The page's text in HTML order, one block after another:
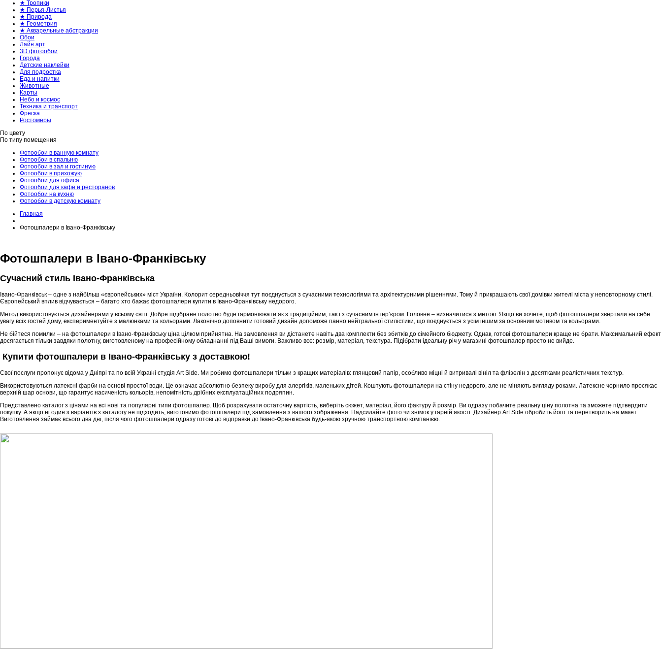
★ Тропики
★ Перья-Листья
★ Природа
★ Геометрия
★ Акварельные абстракции
Обои
Лайн арт
3D фотообои
Города
Детские наклейки
Для подростка
Еда и напитки
Животные
Карты
Небо и космос
Техника и транспорт
Фреска
Ростомеры
По цвету
По типу помещения
Фотообои в ванную комнату
Фотообои в спальню
Фотообои в зал и гостиную
Фотообои в прихожую
Фотообои для офиса
Фотообои для кафе и ресторанов
Фотообои на кухню
Фотообои в детскую комнату
Главная
Фотошпалери в Івано-Франківську
Фотошпалери в Івано-Франківську
Сучасний стиль Івано-Франківська
Івано-Франківськ – одне з найбільш «європейських» міст України. Колорит середньовіччя тут поєднується з сучасними технологіями та архітектурними рішеннями. Тому й прикрашають свої домівки жителі міста у неповторному стилі.
Європейський вплив відчувається – багато хто бажає фотошпалери купити в Івано-Франківську недорого.
Метод використовується дизайнерами у всьому світі. Добре підібране полотно буде гармоніювати як з традиційним, так і з сучасним інтер’єром. Головне – визначитися з метою. Якщо ви хочете, щоб фотошпалери звертали на себе
увагу всіх гостей дому, експериментуйте з малюнками та кольорами. Лаконічно доповнити готовий дизайн допоможе панно нейтральної стилістики, що поєднується з усім іншим за основним мотивом та кольорами.
Не бійтеся помилки – на фотошпалери в Івано-Франківську ціна цілком прийнятна. На замовлення ви дістанете навіть два комплекти без збитків до сімейного бюджету. Однак, готові фотошпалери краще не брати. Максимальний ефект
досягається тільки завдяки полотну, виготовленому на професійному обладнанні під Ваші вимоги. Важливо все: розмір, матеріал, текстура. Підібрати ідеальну річ у магазині фотошпалер просто не вийде.
Купити фотошпалери в Івано-Франківську з доставкою!
Свої послуги пропонує відома у Дніпрі та по всій Україні студія Art Side. Ми робимо фотошпалери тільки з кращих матеріалів: глянцевий папір, особливо міцні й витривалі вініл та флізелін з десятками реалістичних текстур.
Використовуються латексні фарби на основі простої води. Це означає абсолютно безпеку виробу для алергіків, маленьких дітей. Коштують фотошпалери на стіну недорого, але не міняють вигляду роками. Латексне чорнило просякає
верхній шар основи, що гарантує насиченість кольорів, непомітність дрібних експлуатаційних подряпин.
Представлено каталог з цінами на всі нові та популярні типи фотошпалер. Щоб розрахувати остаточну вартість, виберіть сюжет, матеріал, його фактуру й розмір. Ви одразу побачите реальну ціну полотна та зможете підтвердити
покупку. А якщо ні один з варіантів з каталогу не підходить, виготовимо фотошпалери під замовлення з вашого зображення. Надсилайте фото чи знімок у гарній якості. Дизайнер Art Side обробить його та перетворить на макет.
Виготовлення займає всього два дні, після чого фотошпалери одразу готові до відправки до Івано-Франківська будь-якою зручною транспортною компанією.